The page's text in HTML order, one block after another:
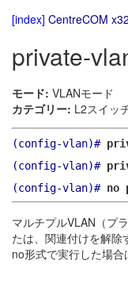
[index] CentreCOM
private-
モード: VLANモード
カテゴリー: L2スイッ
(config-vlan)#
(config-vlan)#
(config-vlan)# no
マルチプルVLAN（プ
たは、関連付けを解除
no形式で実行した場合